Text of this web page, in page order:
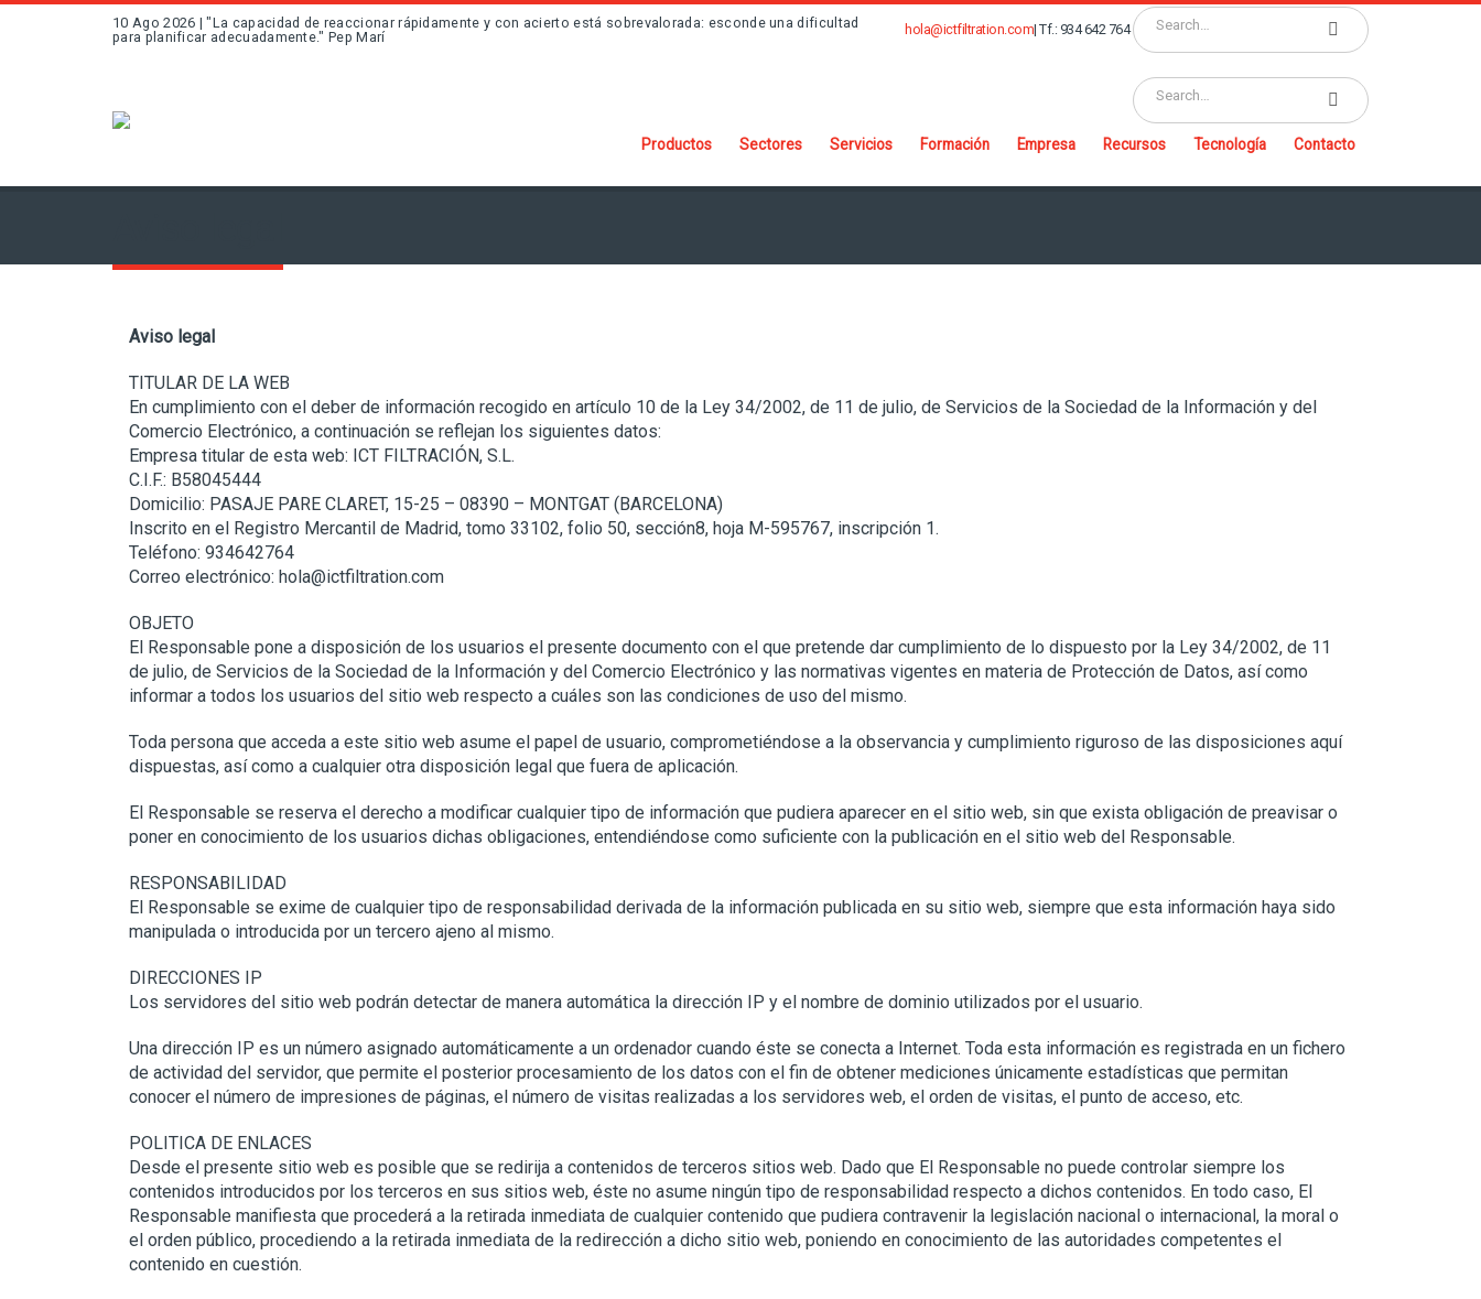
10 Ago 2026 | "La capacidad de reaccionar rápidamente y con acierto está sobrevalorada: esconde una dificultad
para planificar adecuadamente." Pep Marí
hola@ictfiltration.com| Tf.: 934 642 764
Productos Sectores Servicios Formación Empresa Recursos Tecnología Contacto
Aviso legal
TITULAR DE LA WEB
En cumplimiento con el deber de información recogido en artículo 10 de la Ley 34/2002, de 11 de julio, de Servicios de la Sociedad de la Información y del
Comercio Electrónico, a continuación se reflejan los siguientes datos:
Empresa titular de esta web: ICT FILTRACIÓN, S.L.
C.I.F.: B58045444
Domicilio: PASAJE PARE CLARET, 15-25 – 08390 – MONTGAT (BARCELONA)
Inscrito en el Registro Mercantil de Madrid, tomo 33102, folio 50, sección8, hoja M-595767, inscripción 1.
Teléfono: 934642764
Correo electrónico: hola@ictfiltration.com
OBJETO
El Responsable pone a disposición de los usuarios el presente documento con el que pretende dar cumplimiento de lo dispuesto por la Ley 34/2002, de 11
de julio, de Servicios de la Sociedad de la Información y del Comercio Electrónico y las normativas vigentes en materia de Protección de Datos, así como
informar a todos los usuarios del sitio web respecto a cuáles son las condiciones de uso del mismo.
Toda persona que acceda a este sitio web asume el papel de usuario, comprometiéndose a la observancia y cumplimiento riguroso de las disposiciones aquí
dispuestas, así como a cualquier otra disposición legal que fuera de aplicación.
El Responsable se reserva el derecho a modificar cualquier tipo de información que pudiera aparecer en el sitio web, sin que exista obligación de preavisar o
poner en conocimiento de los usuarios dichas obligaciones, entendiéndose como suficiente con la publicación en el sitio web del Responsable.
RESPONSABILIDAD
El Responsable se exime de cualquier tipo de responsabilidad derivada de la información publicada en su sitio web, siempre que esta información haya sido
manipulada o introducida por un tercero ajeno al mismo.
DIRECCIONES IP
Los servidores del sitio web podrán detectar de manera automática la dirección IP y el nombre de dominio utilizados por el usuario.
Una dirección IP es un número asignado automáticamente a un ordenador cuando éste se conecta a Internet. Toda esta información es registrada en un fichero
de actividad del servidor, que permite el posterior procesamiento de los datos con el fin de obtener mediciones únicamente estadísticas que permitan
conocer el número de impresiones de páginas, el número de visitas realizadas a los servidores web, el orden de visitas, el punto de acceso, etc.
POLITICA DE ENLACES
Desde el presente sitio web es posible que se redirija a contenidos de terceros sitios web. Dado que El Responsable no puede controlar siempre los
contenidos introducidos por los terceros en sus sitios web, éste no asume ningún tipo de responsabilidad respecto a dichos contenidos. En todo caso, El
Responsable manifiesta que procederá a la retirada inmediata de cualquier contenido que pudiera contravenir la legislación nacional o internacional, la moral o
el orden público, procediendo a la retirada inmediata de la redirección a dicho sitio web, poniendo en conocimiento de las autoridades competentes el
contenido en cuestión.